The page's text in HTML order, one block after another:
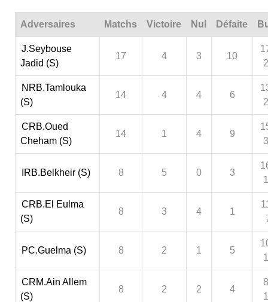
Adversaires Matchs Victoire Nul Défaite
J.Seybouse
Jadid (S)
17 4 3 10
NRB.Tamlouka
(S)
14 4 4 6
CRB.Oued
Cheham (S)
14 1 4 9
IRB.Belkheir (S) 8 5 0 3
CRB.El Eulma
(S)
8 3 4 1
PC.Guelma (S) 8 2 1 5
CRM.Ain Allem
(S)
8 2 2 4